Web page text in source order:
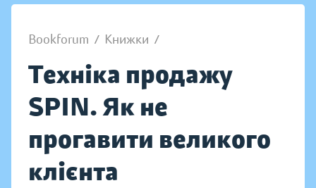
Bookforum / Книжки /
Техніка продажу
SPIN. Як не
прогавити великого
клієнта